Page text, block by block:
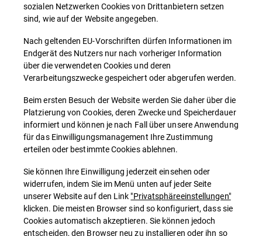
sozialen Netzwerken Cookies von Drittanbietern setzen
sind, wie auf der Website angegeben.
Nach geltenden EU-Vorschriften dürfen Informationen im
Endgerät des Nutzers nur nach vorheriger Information
über die verwendeten Cookies und deren
Verarbeitungszwecke gespeichert oder abgerufen werden.
Beim ersten Besuch der Website werden Sie daher über die
Platzierung von Cookies, deren Zwecke und Speicherdauer
informiert und können je nach Fall über unsere Anwendung
für das Einwilligungsmanagement Ihre Zustimmung
erteilen oder bestimmte Cookies ablehnen.
Sie können Ihre Einwilligung jederzeit einsehen oder
widerrufen, indem Sie im Menü unten auf jeder Seite
unserer Website auf den Link "Privatsphäreeinstellungen"
klicken. Die meisten Browser sind so konfiguriert, dass sie
Cookies automatisch akzeptieren. Sie können jedoch
entscheiden, den Browser neu zu installieren oder ihn so